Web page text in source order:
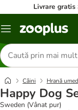
Livrare gratis
Categorii
Căutare
produse
Câini Hrană
Happy Dog
Sweden (Vânat pur)